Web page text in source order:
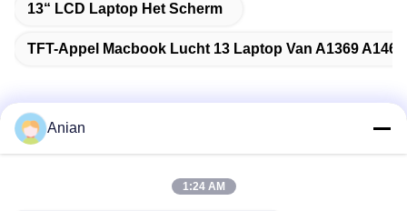
13“ LCD Laptop Het Scherm
TFT-Appel Macbook Lucht 13 Laptop Van A1369
Anian
1:24 AM